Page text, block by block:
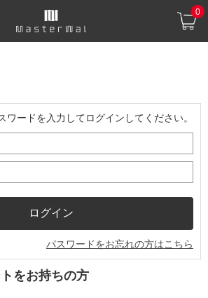
0
ワードを入力してログインしてください。
パスワードをお忘れの方はこちら
をお持ちの方